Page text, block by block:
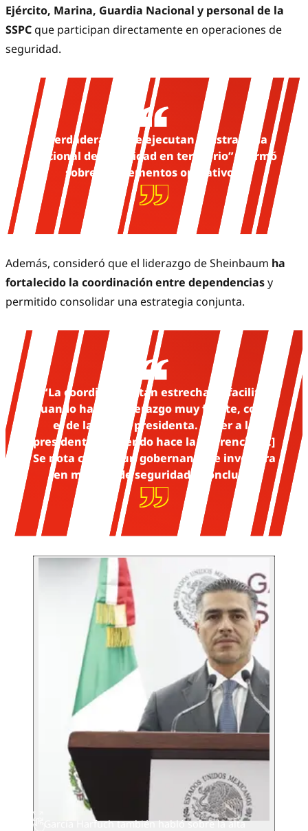
Ejército, Marina, Guardia Nacional y personal de la
SSPCque participan directamente en operaciones de
seguridad.
“Verdaderamente ejecutan la Estrategia
Nacional de Seguridad en territorio”, afirmó
sobre los elementos operativos.
Además, consideró que el liderazgo de Sheinbaum ha
fortalecido la coordinación entre dependenciasy
permitido consolidar una estrategia conjunta.
“La coordinación tan estrecha se facilita
cuando hay un liderazgo muy fuerte, como
el de la propia presidenta. Tener a la
presidenta dirigiendo hace la diferencia [...]
Se nota cuando un gobernante se involucra
en materia de seguridad”, concluyó.
García Harfuch también habló sobre la alta